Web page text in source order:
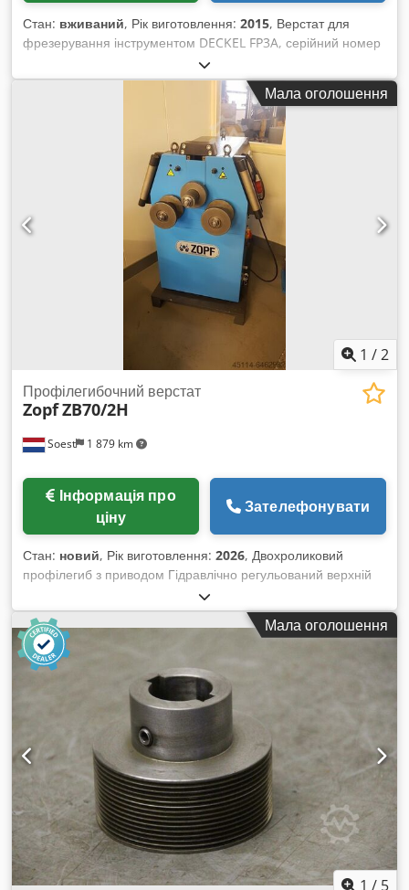
Стан: вживаний, Рік виготовлення: 2015, Верстат для
фрезерування інструментом DECKEL FP3A, серійний номер
2820-1060, проведено капітальний ремонт компанією FPS
(номер 6238, 2015), ходи по осях XYZ = 800 x 500 x 380 мм,
система управління DECKEL Dialog 11 (електронне махове
колесо FPS). Djdpfxozlpkyj Acyskr
Мала оголошення
1 /2
Soest 1 879 km
Профілегибочний верстат
ZopfZB70/2H
ціну
Зателефонувати
Стан: новий, Рік виготовлення: 2026, Двохроликовий
профілегиб з приводом Гідравлічно регульований верхній
валок Dkedpfohgiuhsx Acyor Діаметр вала: 40 мм Діаметр
роликів: 152-162 мм Обороти: 8,5 об/хв. Хід регулювання
верхнього валка: 120 мм Таблиця продуктивності: у додатку
Машина доступна в різних варіантах виконання: Ручне
регулювання, привід на 3 ролики тощо.
Мала оголошення
1 / 5